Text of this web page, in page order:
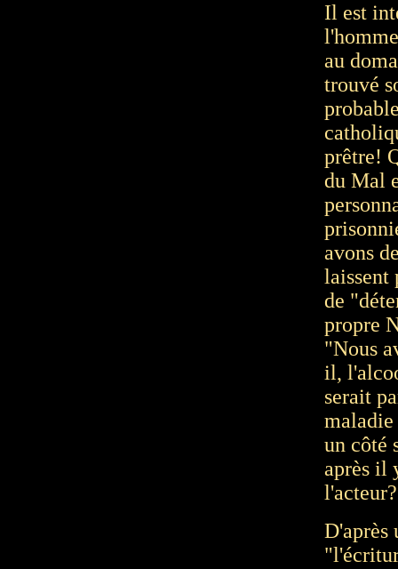
Il est
au
trouvé
prêtre!
du Mal
avons
laissent
de
propre
"Nous
il,
serait
un côté
après il
l'acteur?
D'après